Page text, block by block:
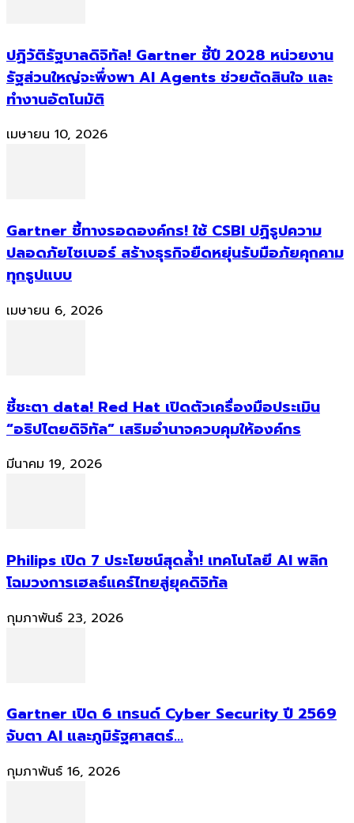
ปฏิวัติรัฐบาลดิจิทัล! Gartner ชี้ปี 2028 หน่วยงาน
รัฐส่วนใหญ่จะพึ่งพา AI Agents ช่วยตัดสินใจ และ
ทำงานอัตโนมัติ
เมษายน 10, 2026
Gartner ชี้ทางรอดองค์กร! ใช้ CSBI ปฏิรูปความ
ปลอดภัยไซเบอร์ สร้างธุรกิจยืดหยุ่นรับมือภัยคุกคาม
ทุกรูปแบบ
เมษายน 6, 2026
ชี้ชะตา data! Red Hat เปิดตัวเครื่องมือประเมิน
“อธิปไตยดิจิทัล” เสริมอำนาจควบคุมให้องค์กร
มีนาคม 19, 2026
Philips เปิด 7 ประโยชน์สุดล้ำ! เทคโนโลยี AI พลิก
โฉมวงการเฮลธ์แคร์ไทยสู่ยุคดิจิทัล
กุมภาพันธ์ 23, 2026
Gartner เปิด 6 เทรนด์ Cyber Security ปี 2569
จับตา AI และภูมิรัฐศาสตร์...
กุมภาพันธ์ 16, 2026